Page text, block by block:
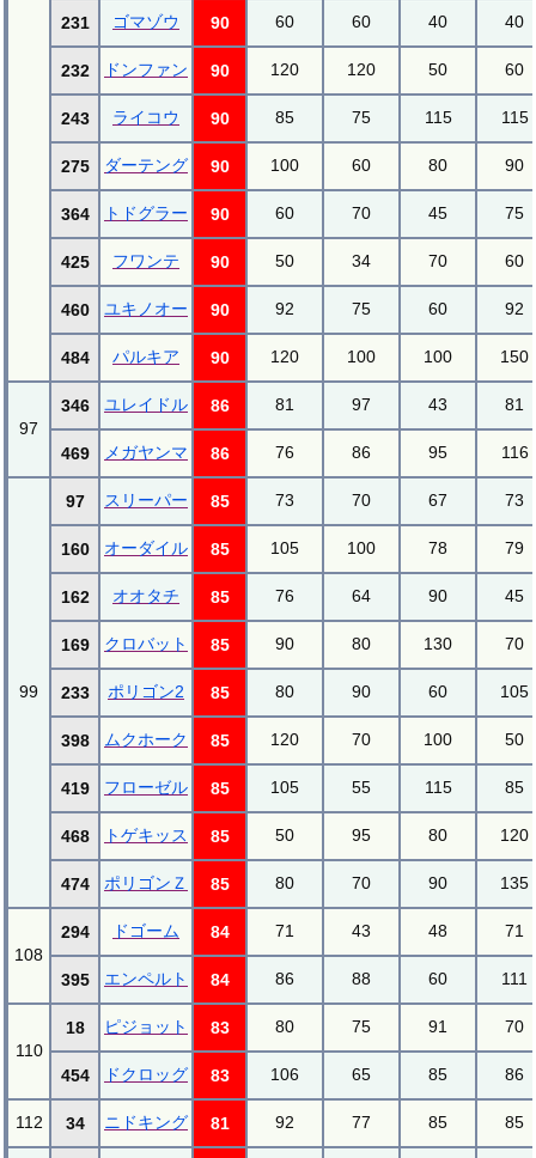
231 ゴマゾウ 90 60 60 40 40
232 ドンファン 90 120 120 50 60
243 ライコウ 90 85 75 115 115
275 ダーテング 90 100 60 80 90
364 トドグラー 90 60 70 45 75
425 フワンテ 90 50 34 70 60
460 ユキノオー 90 92 75 60 92
484 パルキア 90 120 100 100 150
97
346 ユレイドル 86 81 97 43 81
469 メガヤンマ 86 76 86 95 116
99
97 スリーパー 85 73 70 67 73
160 オーダイル 85 105 100 78 79
162 オオタチ 85 76 64 90 45
169 クロバット 85 90 80 130 70
233 ポリゴン2 85 80 90 60 105
398 ムクホーク 85 120 70 100 50
419 フローゼル 85 105 55 115 85
468 トゲキッス 85 50 95 80 120
474 ポリゴンＺ 85 80 70 90 135
108
294 ドゴーム 84 71 43 48 71
395 エンペルト 84 86 88 60 111
110
18 ピジョット 83 80 75 91 70
454 ドクロッグ 83 106 65 85 86
112 34 ニドキング 81 92 77 85 85